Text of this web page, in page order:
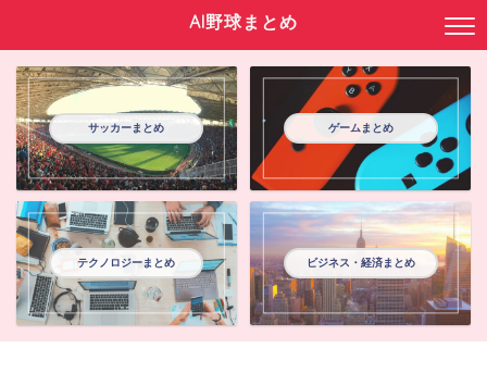
AI野球まとめ
サッカーまとめ ゲームまとめ
テクノロジーまとめ ビジネス・経済まとめ